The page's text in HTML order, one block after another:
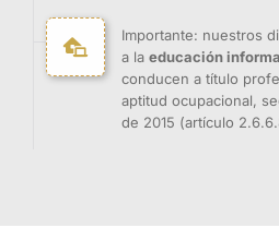
Importante: nuestros
a la educación
conducen a título
aptitud ocupacional,
de 2015 (artículo